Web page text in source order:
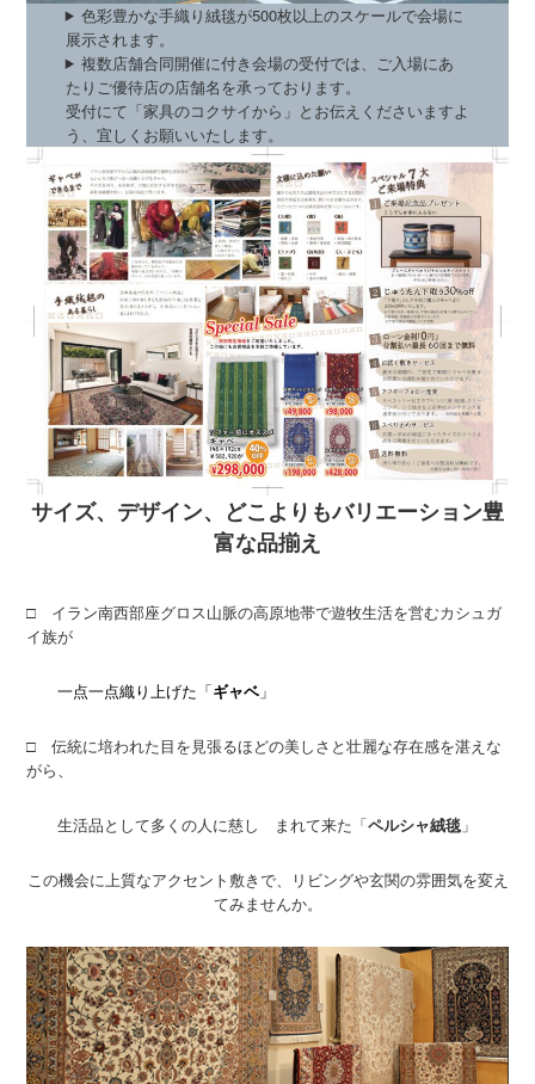
色彩豊かな手織り絨毯が500枚以上のスケールで会場に
展示されます。
複数店舗合同開催に付き会場の受付では、ご入場にあ
たりご優待店の店舗名を承っております。
受付にて「家具のコクサイから」とお伝えくださいますよ
う、宜しくお願いいたします。
サイズ、デザイン、どこよりもバリエーション豊
富な品揃え
□ イラン南西部座グロス山脈の高原地帯で遊牧生活を営むカシュガ
イ族が
一点一点織り上げた「ギャベ 」
□ 伝統に培われた目を見張るほどの美しさと壮麗な存在感を湛えな
がら、
生活品として多くの人に慈し まれて来た「ペルシャ絨毯 」
この機会に上質なアクセント敷きで、リビングや玄関の雰囲気を変え
てみませんか。